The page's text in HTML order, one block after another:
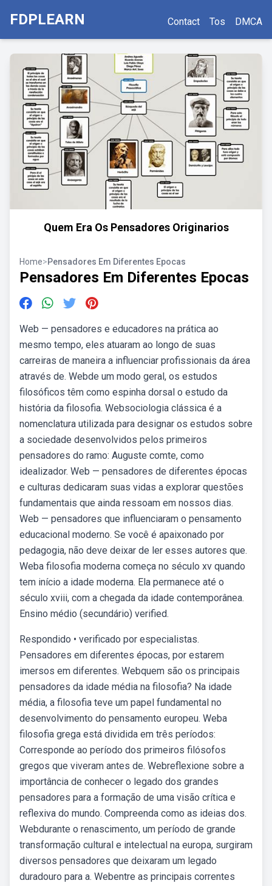
FDPLEARN Contact Tos DMCA
Quem Era Os Pensadores Originarios
Home>Pensadores Em Diferentes Epocas
Pensadores Em Diferentes Epocas
Web — pensadores e educadores na prática ao
mesmo tempo, eles atuaram ao longo de suas
carreiras de maneira a influenciar profissionais da área
através de. Webde um modo geral, os estudos
filosóficos têm como espinha dorsal o estudo da
história da filosofia. Websociologia clássica é a
nomenclatura utilizada para designar os estudos sobre
a sociedade desenvolvidos pelos primeiros
pensadores do ramo: Auguste comte, como
idealizador. Web — pensadores de diferentes épocas
e culturas dedicaram suas vidas a explorar questões
fundamentais que ainda ressoam em nossos dias.
Web — pensadores que influenciaram o pensamento
educacional moderno. Se você é apaixonado por
pedagogia, não deve deixar de ler esses autores que.
Weba filosofia moderna começa no século xv quando
tem início a idade moderna. Ela permanece até o
século xviii, com a chegada da idade contemporânea.
Ensino médio (secundário) verified.
Respondido • verificado por especialistas.
Pensadores em diferentes épocas, por estarem
imersos em diferentes. Webquem são os principais
pensadores da idade média na filosofia? Na idade
média, a filosofia teve um papel fundamental no
desenvolvimento do pensamento europeu. Weba
filosofia grega está dividida em três períodos:
Corresponde ao período dos primeiros filósofos
gregos que viveram antes de. Webreflexione sobre a
importância de conhecer o legado dos grandes
pensadores para a formação de uma visão crítica e
reflexiva do mundo. Compreenda como as ideias dos.
Webdurante o renascimento, um período de grande
transformação cultural e intelectual na europa, surgiram
diversos pensadores que deixaram um legado
duradouro para a. Webentre as principais correntes